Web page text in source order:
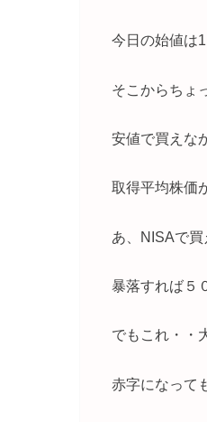
今日の始値は
そこからちょ
安値で買えな
取得平均株価
あ、NISAで買
暴落すれば５
でもこれ・・
赤字になって